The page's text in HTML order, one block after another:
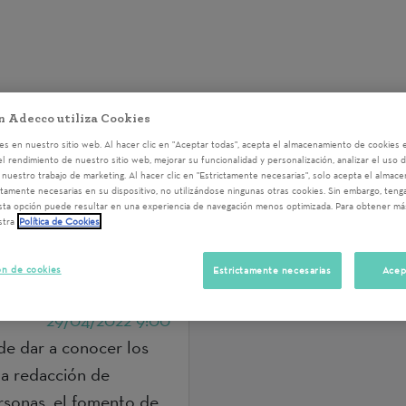
del 29/04/
EFICAZ
29/04/2022 9:00
dar a conocer los
redacción de
Adecco utiliza Cookies
en nuestro sitio web. Al hacer clic en "Aceptar todas", acepta el almacenamiento de cookies
rendimiento de nuestro sitio web, mejorar su funcionalidad y personalización, analizar el uso
trabajo de marketing. Al hacer clic en "Estrictamente necesarias", solo acepta el
necesarias en su dispositivo, no utilizándose ningunas otras cookies. Sin embargo,
opción puede resultar en una experiencia de navegación menos optimizada. Para obtener
Política de Cookies
Estrictamente necesarias
de cookies